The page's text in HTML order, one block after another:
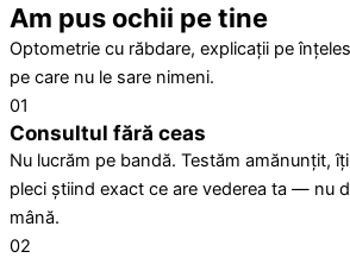
Am pus ochii pe tine
Optometrie cu răbdare, explicații pe
pe care nu le sare nimeni.
01
Consultul fără ceas
Nu lucrăm pe bandă. Testăm amănunțit,
pleci știind exact ce are vederea ta — nu
mână.
02